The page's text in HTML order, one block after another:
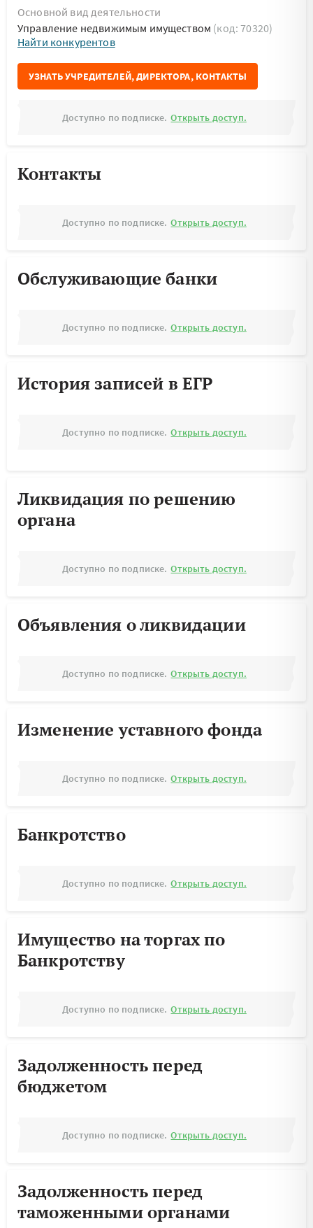
Основной вид деятельности
Управление недвижимым имуществом (код: 70320)
Найти конкурентов
УЗНАТЬ УЧРЕДИТЕЛЕЙ, ДИРЕКТОРА, КОНТАКТЫ
Доступно по подписке. Открыть доступ.
Контакты
Доступно по подписке. Открыть доступ.
Обслуживающие банки
Доступно по подписке. Открыть доступ.
История записей в ЕГР
Доступно по подписке. Открыть доступ.
Ликвидация по решению
органа
Доступно по подписке. Открыть доступ.
Объявления о ликвидации
Доступно по подписке. Открыть доступ.
Изменение уставного фонда
Доступно по подписке. Открыть доступ.
Банкротство
Доступно по подписке. Открыть доступ.
Имущество на торгах по
Банкротству
Доступно по подписке. Открыть доступ.
Задолженность перед
бюджетом
Доступно по подписке. Открыть доступ.
Задолженность перед
таможенными органами